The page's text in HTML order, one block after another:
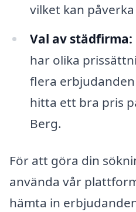
vilket kan
Val av städfirma:
har olika
flera
hitta ett bra pris
Berg.
För att göra din
använda vår
hämta in